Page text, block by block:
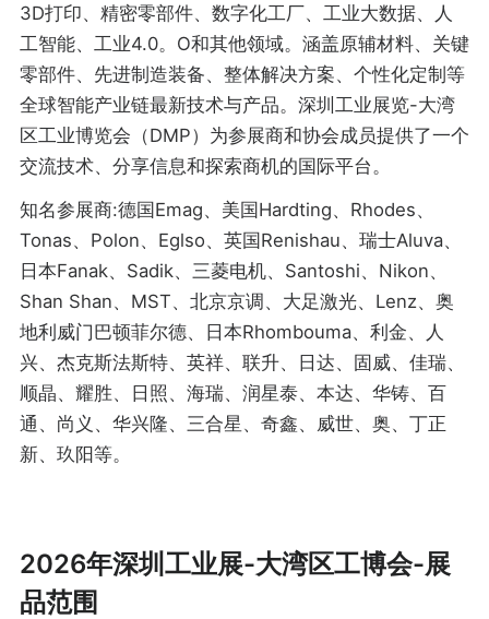
3D打印、精密零部件、数字化工厂、工业大数据、人
工智能、工业4.0。O和其他领域。涵盖原辅材料、关键
零部件、先进制造装备、整体解决方案、个性化定制等
全球智能产业链最新技术与产品。深圳工业展览-大湾
区工业博览会（DMP）为参展商和协会成员提供了一个
交流技术、分享信息和探索商机的国际平台。
知名参展商:德国Emag、美国Hardting、Rhodes、
Tonas、Polon、Eglso、英国Renishau、瑞士Aluva、
日本Fanak、Sadik、三菱电机、Santoshi、Nikon、
Shan Shan、MST、北京京调、大足激光、Lenz、奥
地利威门巴顿菲尔德、日本Rhombouma、利金、人
兴、杰克斯法斯特、英祥、联升、日达、固威、佳瑞、
顺晶、耀胜、日照、海瑞、润星泰、本达、华铸、百
通、尚义、华兴隆、三合星、奇鑫、威世、奥、丁正
新、玖阳等。
2026年深圳工业展-大湾区工博会-展
品范围